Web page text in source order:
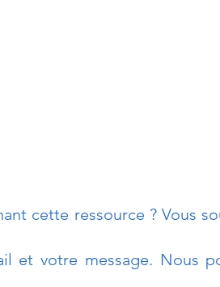
cette ressource ? Vous
et votre message. Nous